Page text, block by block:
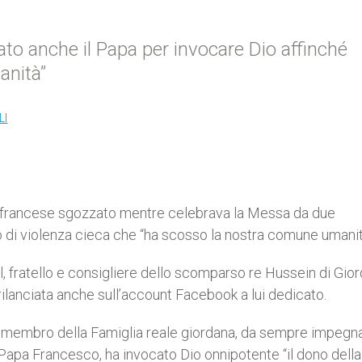
anche il Papa per invocare Dio affinché
sgozzato mentre celebrava la Messa da due
violenza cieca che “ha scosso la nostra comune
fratello e consigliere dello scomparso re Hussein di
anche sull’account Facebook a lui dedicato.
della Famiglia reale giordana, da sempre
Francesco, ha invocato Dio onnipotente “il dono